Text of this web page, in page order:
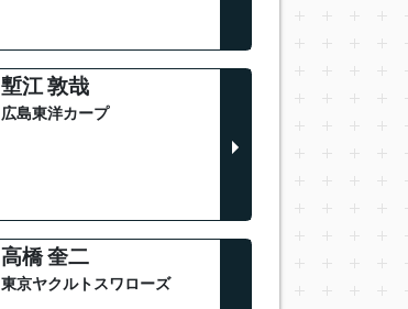
塹江 敦哉
広島東洋カープ
高橋 奎二
東京ヤクルトスワローズ